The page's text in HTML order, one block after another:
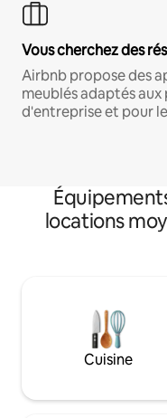
Vous cherchez des
Airbnb propose des
meublés adaptés
d'entreprise et pour
locations
Cuisine